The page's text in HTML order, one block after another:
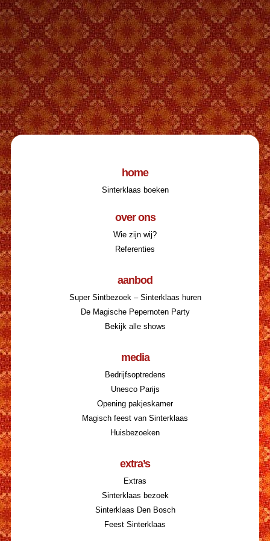
home
Sinterklaas boeken
over ons
Wie zijn wij?
Referenties
aanbod
Super Sintbezoek – Sinterklaas huren
De Magische Pepernoten Party
Bekijk alle shows
media
Bedrijfsoptredens
Unesco Parijs
Opening pakjeskamer
Magisch feest van Sinterklaas
Huisbezoeken
extra’s
Extras
Sinterklaas bezoek
Sinterklaas Den Bosch
Feest Sinterklaas